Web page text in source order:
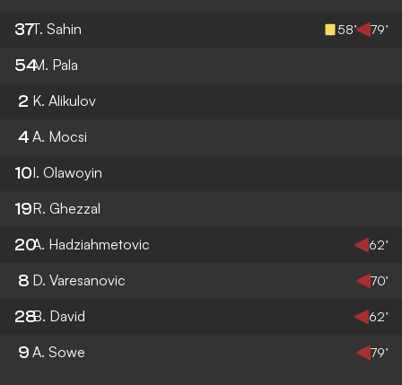
37T. Sahin 58’ 79’
54M. Pala
2 K. Alikulov
4 A. Mocsi
10I. Olawoyin
19R. Ghezzal
20A. Hadziahmetovic 62’
8 D. Varesanovic 70’
28B. David 62’
9 A. Sowe 79’